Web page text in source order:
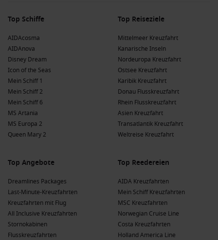
Top Schiffe
AIDAcosma
AIDAnova
Disney Dream
Icon of the Seas
Mein Schiff 1
Mein Schiff 2
Mein Schiff 6
MS Artania
MS Europa 2
Queen Mary 2
Top Reiseziele
Mittelmeer Kreuzfahrt
Kanarische Inseln
Nordeuropa Kreuzfahrt
Ostsee Kreuzfahrt
Karibik Kreuzfahrt
Donau Flusskreuzfahrt
Rhein Flusskreuzfahrt
Asien Kreuzfahrt
Transatlantik Kreuzfahrt
Weltreise Kreuzfahrt
Top Angebote
Dreamlines Packages
Last-Minute-Kreuzfahrten
Kreuzfahrten mit Flug
All Inclusive Kreuzfahrten
Stornokabinen
Flusskreuzfahrten
Top Reedereien
AIDA Kreuzfahrten
Mein Schiff Kreuzfahrten
MSC Kreuzfahrten
Norwegian Cruise Line
Costa Kreuzfahrten
Holland America Line